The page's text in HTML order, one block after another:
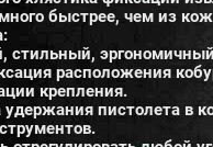
быстрее, чем из
стильный,
расположения
крепления.
удержания пистолета в